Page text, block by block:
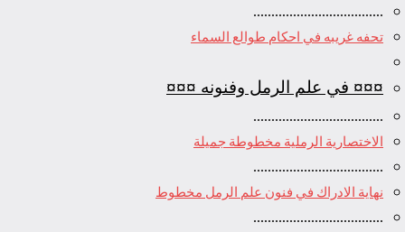
....................................
تحفه غريبه في احكام طوالع السماء
¤¤¤ في علم الرمل وفنونه ¤¤¤
....................................
الاختصارية الرملية مخطوطة جميلة
....................................
نهاية الادراك في فنون علم الرمل مخطوط
....................................